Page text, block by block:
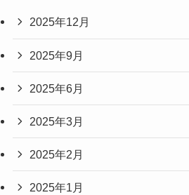
2025年12月
2025年9月
2025年6月
2025年3月
2025年2月
2025年1月